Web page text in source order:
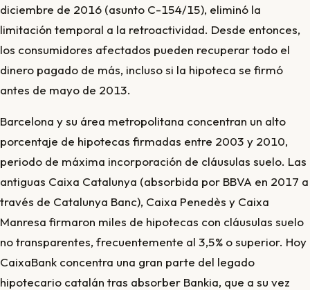
diciembre de 2016 (asunto C-154/15), eliminó la
limitación temporal a la retroactividad. Desde entonces,
los consumidores afectados pueden recuperar todo el
dinero pagado de más, incluso si la hipoteca se firmó
antes de mayo de 2013.
Barcelona y su área metropolitana concentran un alto
porcentaje de hipotecas firmadas entre 2003 y 2010,
periodo de máxima incorporación de cláusulas suelo. Las
antiguas Caixa Catalunya (absorbida por BBVA en 2017 a
través de Catalunya Banc), Caixa Penedès y Caixa
Manresa firmaron miles de hipotecas con cláusulas suelo
no transparentes, frecuentemente al 3,5% o superior. Hoy
CaixaBank concentra una gran parte del legado
hipotecario catalán tras absorber Bankia, que a su vez